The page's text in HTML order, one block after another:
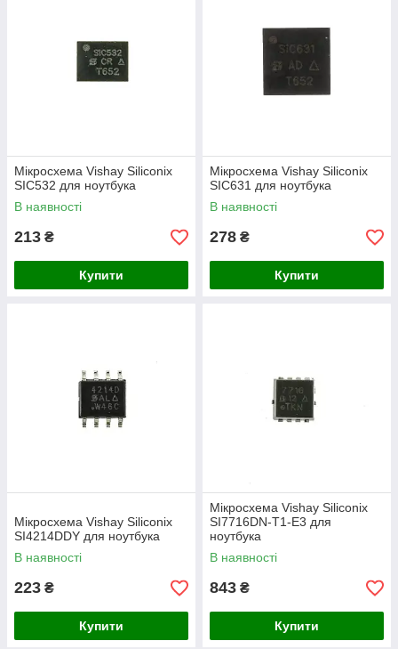
Мікросхема Vishay Siliconix
SIC532 для ноутбука
В наявності
213 ₴
Купити
Мікросхема Vishay Siliconix
SIC631 для ноутбука
В наявності
278 ₴
Купити
Мікросхема Vishay Siliconix
SI4214DDY для ноутбука
В наявності
223 ₴
Купити
Мікросхема Vishay Siliconix
SI7716DN-T1-E3 для
ноутбука
В наявності
843 ₴
Купити